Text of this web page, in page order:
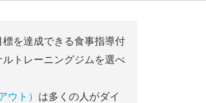
を達成できる食事指導付
トレーニングジムを選べ
ウト） は多くの人がダイ